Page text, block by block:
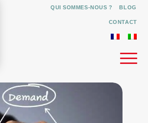
QUI SOMMES-NOUS ? BLOG
CONTACT